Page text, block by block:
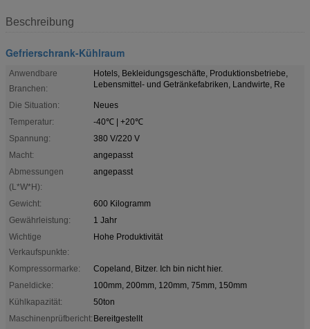
Beschreibung
Gefrierschrank-Kühlraum
Anwendbare
Branchen:
Hotels, Bekleidungsgeschäfte, Produktionsbetriebe,
Lebensmittel- und Getränkefabriken, Landwirte, Re
Die Situation:
Neues
Temperatur:
-40℃ | +20℃
Spannung:
380 V/220 V
Macht:
angepasst
Abmessungen
(L*W*H):
angepasst
Gewicht:
600 Kilogramm
Gewährleistung:
1 Jahr
Wichtige
Verkaufspunkte:
Hohe Produktivität
Kompressormarke:
Copeland, Bitzer. Ich bin nicht hier.
Paneldicke:
100mm, 200mm, 120mm, 75mm, 150mm
Kühlkapazität:
50ton
Maschinenprüfbericht: Bereitgestellt